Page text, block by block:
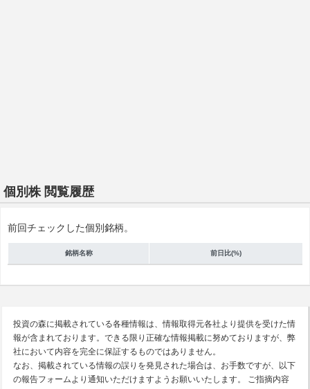
個別株 閲覧履歴
前回チェックした個別銘柄。
銘柄名称 前日比(%)
投資の森に掲載されている各種情報は、情報取得元各社より提供を受けた情
報が含まれております。できる限り正確な情報掲載に努めておりますが、弊
社において内容を完全に保証するものではありません。
なお、掲載されている情報の誤りを発見された場合は、お手数ですが、以下
の報告フォームより通知いただけますようお願いいたします。 ご指摘内容